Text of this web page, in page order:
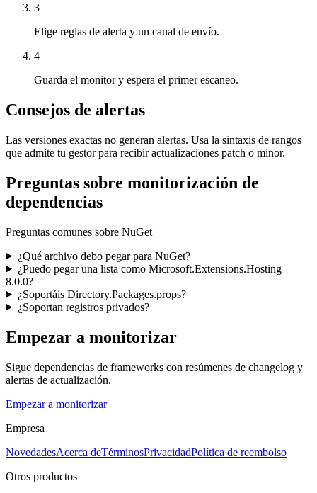
3
Elige reglas de alerta y un canal de envío.
4
Guarda el monitor y espera el primer escaneo.
Consejos de alertas
Las versiones exactas no generan alertas. Usa la sintaxis de rangos
que admite tu gestor para recibir actualizaciones patch o minor.
Preguntas sobre monitorización de
dependencias
Preguntas comunes sobre NuGet
¿Qué archivo debo pegar para NuGet?
¿Puedo pegar una lista como Microsoft.Extensions.Hosting
8.0.0?
¿Soportáis Directory.Packages.props?
¿Soportan registros privados?
Empezar a monitorizar
Sigue dependencias de frameworks con resúmenes de changelog y
alertas de actualización.
Empezar a monitorizar
Empresa
NovedadesAcerca deTérminosPrivacidadPolítica de reembolso
Otros productos